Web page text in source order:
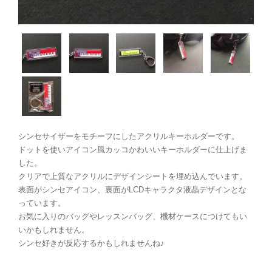
シンセサイザーをモチーフにしたアクリルキーホルダーです。
ドットを使いアイコン風カッコかわいいキーホルダーに仕上げま
した。
クリアで上質なアクリルにデザインシートを埋め込んでいます。
表面がシンセアイコン、裏面がLCDキャラクタ液晶デザインとな
っています。
お気に入りのバッグやレッスンバッグ、機材ケースにつけてもい
いかもしれません。
シンセ好きが反応するかもしれませんね♪